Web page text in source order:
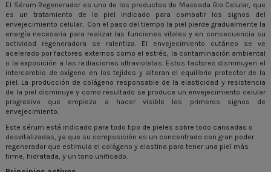
El Sérum Regenerador es uno de los productos de Massada Bio Celular, que
es un tratamiento de la piel indicado para combatir los signos del
envejecimiento celular. Con el paso del tiempo la piel pierde gradualmente la
energía necesaria para realizar las funciones vitales y en consecuencia su
actividad regeneradora se ralentiza. El envejecimiento cutáneo se ve
acelerado por factores externos como el estrés, la contaminación ambiental
o la exposición a las radiaciones ultravioletas. Estos factores disminuyen el
intercambio de oxígeno en los tejidos y alteran el equilibrio protector de la
piel. La producción de colágeno responsable de la elasticidad y resistencia
de la piel disminuye y como resultado se produce un envejecimiento celular
progresivo que empieza a hacer visible los primeros signos de
envejecimiento.
Este sérum está indicado para todo tipo de pieles sobre todo cansadas o
desvitalizadas, ya que su composición es un concentrado con gran poder
regenerador que estimula el colágeno y elastina para tener una piel más
firme, hidratada, y un tono unificado.